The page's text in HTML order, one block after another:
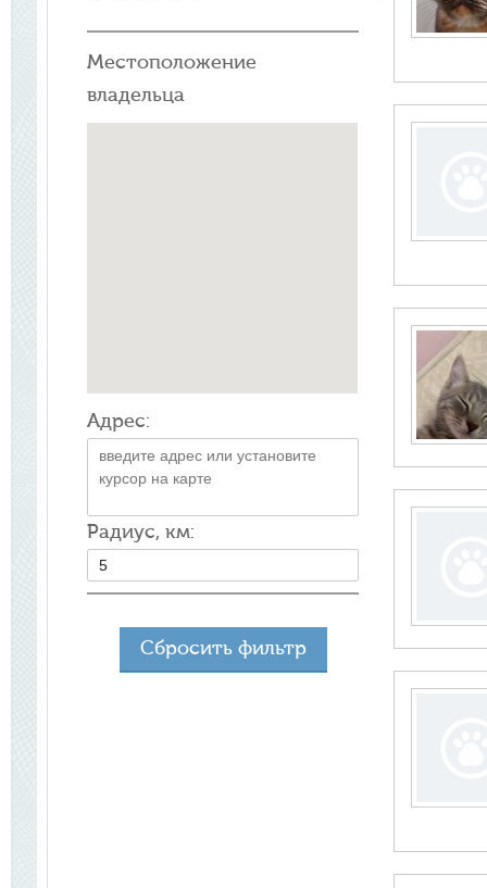
Местоположение
владельца
Адрес:
Радиус, км:
Сбросить фильтр